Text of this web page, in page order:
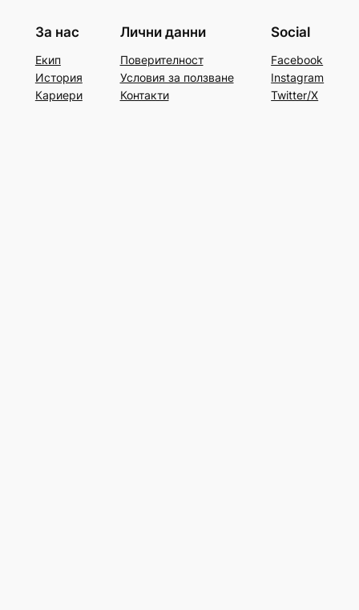
За нас
Екип
История
Кариери
Лични данни
Поверителност
Условия за ползване
Контакти
Social
Facebook
Instagram
Twitter/X